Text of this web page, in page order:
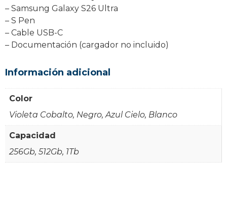
– Samsung Galaxy S26 Ultra
– S Pen
– Cable USB-C
– Documentación (cargador no incluido)
Información adicional
Color
Violeta Cobalto, Negro, Azul Cielo, Blanco
Capacidad
256Gb, 512Gb, 1Tb